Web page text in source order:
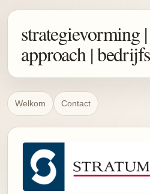
strategievorming
approach |
Welkom Contact